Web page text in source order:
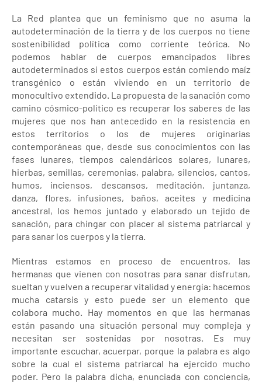
La Red plantea que un feminismo que no asuma la
autodeterminación de la tierra y de los cuerpos no tiene
sostenibilidad política como corriente teórica. No
podemos hablar de cuerpos emancipados libres
autodeterminados si estos cuerpos están comiendo maíz
transgénico o están viviendo en un territorio de
monocultivo extendido. La propuesta de la sanación como
camino cósmico-político es recuperar los saberes de las
mujeres que nos han antecedido en la resistencia en
estos territorios o los de mujeres originarias
contemporáneas que, desde sus conocimientos con las
fases lunares, tiempos calendáricos solares, lunares,
hierbas, semillas, ceremonias, palabra, silencios, cantos,
humos, inciensos, descansos, meditación, juntanza,
danza, flores, infusiones, baños, aceites y medicina
ancestral, los hemos juntado y elaborado un tejido de
sanación, para chingar con placer al sistema patriarcal y
para sanar los cuerpos y la tierra.
Mientras estamos en proceso de encuentros, las
hermanas que vienen con nosotras para sanar disfrutan,
sueltan y vuelven a recuperar vitalidad y energía: hacemos
mucha catarsis y esto puede ser un elemento que
colabora mucho. Hay momentos en que las hermanas
están pasando una situación personal muy compleja y
necesitan ser sostenidas por nosotras. Es muy
importante escuchar, acuerpar, porque la palabra es algo
sobre la cual el sistema patriarcal ha ejercido mucho
poder. Pero la palabra dicha, enunciada con conciencia,